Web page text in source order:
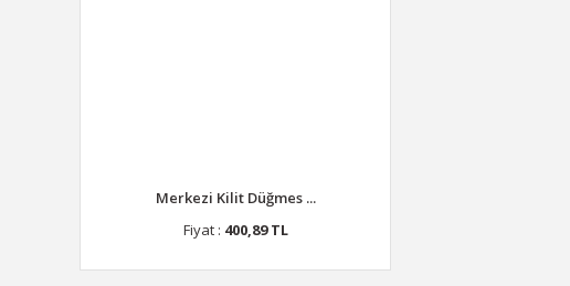
Merkezi Kilit Düğmes ...
Fiyat : 400,89 TL